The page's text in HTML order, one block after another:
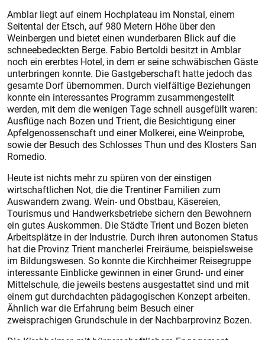
Amblar liegt auf einem Hochplateau im Nonstal, einem
Seitental der Etsch, auf 980 Metern Höhe über den
Weinbergen und bietet einen wunderbaren Blick auf die
schneebedeckten Berge. Fabio Bertoldi besitzt in Amblar
noch ein ererbtes Hotel, in dem er seine schwäbischen Gäste
unterbringen konnte. Die Gastgeberschaft hatte jedoch das
gesamte Dorf übernommen. Durch vielfältige Beziehungen
konnte ein interessantes Programm zusammengestellt
werden, mit dem die wenigen Tage schnell ausgefüllt waren:
Ausflüge nach Bozen und Trient, die Besichtigung einer
Apfelgenossenschaft und einer Molkerei, eine Weinprobe,
sowie der Besuch des Schlosses Thun und des Klosters San
Romedio.
Heute ist nichts mehr zu spüren von der einstigen
wirtschaftlichen Not, die die Trentiner Familien zum
Auswandern zwang. Wein- und Obstbau, Käsereien,
Tourismus und Handwerksbetriebe sichern den Bewohnern
ein gutes Auskommen. Die Städte Trient und Bozen bieten
Arbeitsplätze in der Industrie. Durch ihren autonomen Status
hat die Provinz Trient mancherlei Freiräume, beispielsweise
im Bildungswesen. So konnte die Kirchheimer Reisegruppe
interessante Einblicke gewinnen in einer Grund- und einer
Mittelschule, die jeweils bestens ausgestattet sind und mit
einem gut durchdachten pädagogischen Konzept arbeiten.
Ähnlich war die Erfahrung beim Besuch einer
zweisprachigen Grundschule in der Nachbarprovinz Bozen.